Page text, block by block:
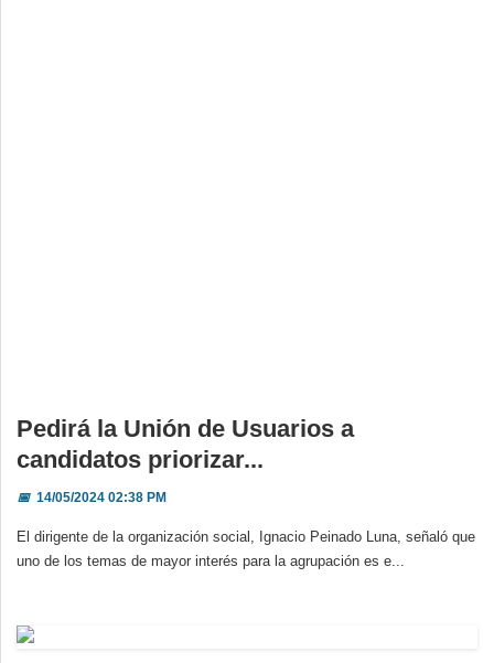
Pedirá la Unión de Usuarios a
candidatos priorizar...
📅14/05/2024 02:38 PM
El dirigente de la organización social, Ignacio Peinado Luna, señaló que
uno de los temas de mayor interés para la agrupación es e...